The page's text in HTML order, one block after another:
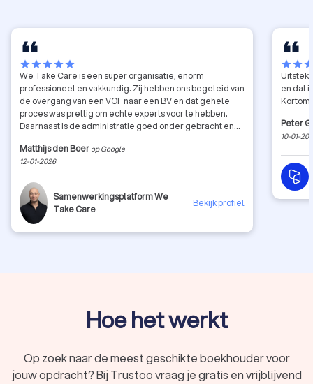
starstarstarstarstar
We Take Care is een super organisatie, enorm
professioneel en vakkundig. Zij hebben ons begeleid van
de overgang van een VOF naar een BV en dat gehele
proces was prettig om echte experts voor te hebben.
Daarnaast is de administratie goed onder gebracht en
Aanrader!
Matthijs den Boer op Google
12-01-2026
Samenwerkingsplatform We
Take Care
Bekijk profiel
starstar
en dat
Peter
10-01-
Hoe het werkt
Op zoek naar de meest geschikte boekhouder voor
jouw opdracht? Bij Trustoo vraag je gratis en vrijblijvend